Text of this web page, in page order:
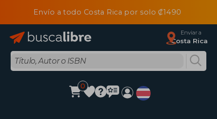
Envío a todo Costa Rica por solo ₡1490
Enviar a
Costa Rica
0